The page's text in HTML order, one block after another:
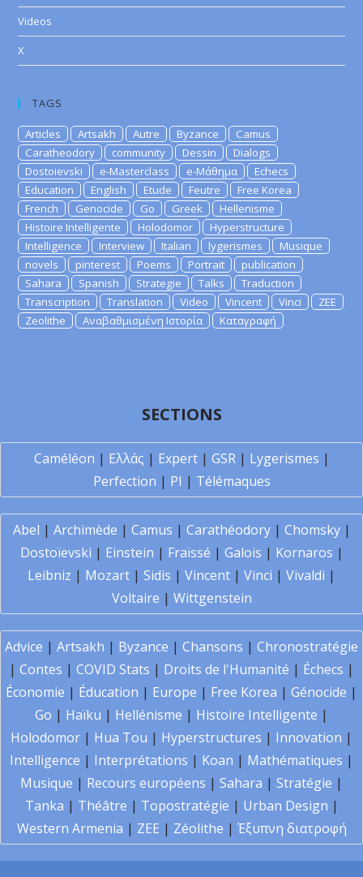
Videos
X
TAGS
Articles Artsakh Autre Byzance
Camus
Caratheodory
community Dessin
Dialogs
Dostoievski
e-Masterclass e-Μάθημα
Echecs
Education
English Etude Feutre
Free Korea
French
Genocide Go Greek
Hellenisme
Histoire Intelligente
Holodomor
Hyperstructure
Intelligence
Interview Italian lygerismes
Musique
novels
pinterest Poems Portrait
publication
Sahara
Spanish Strategie Talks
Traduction
Transcription
Translation Video Vincent Vinci
ZEE
Zeolithe
Αναβαθμισμένη Ιστορία Καταγραφή
SECTIONS
Caméléon | Ελλάς | Expert| GSR| Lygerismes |
Perfection | PI | Télémaques
Abel | Archimède | Camus | Carathéodory| Chomsky|
Dostoïevski | Einstein | Fraïssé | Galois | Kornaros |
Leibniz | Mozart | Sidis | Vincent | Vinci | Vivaldi |
Voltaire | Wittgenstein
Advice | Artsakh | Byzance | Chansons | Chronostratégie
| Contes | COVID Stats | Droits de l'Humanité | Échecs |
Économie | Éducation | Europe | Free Korea | Génocide |
Go | Haïku | Hellénisme | Histoire Intelligente |
Holodomor | Hua Tou | Hyperstructures | Innovation |
Intelligence | Interprétations | Koan | Mathématiques |
Musique | Recours européens | Sahara | Stratégie |
Tanka | Théâtre | Topostratégie | Urban Design |
Western Armenia | ZEE | Zéolithe | Έξυπνη διατροφή